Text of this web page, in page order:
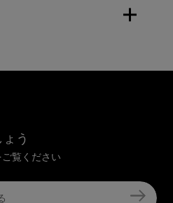
う
覧ください